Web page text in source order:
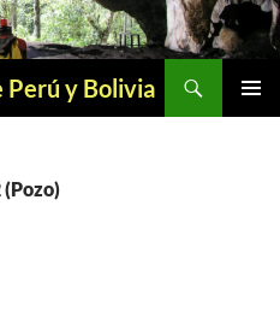
Perú y Bolivia